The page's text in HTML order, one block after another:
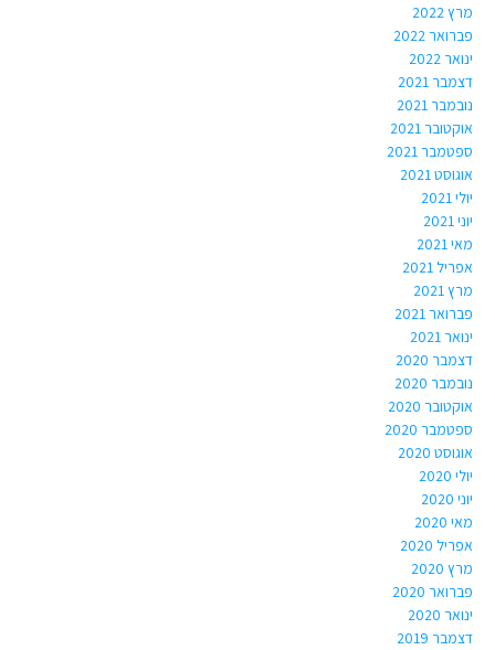
מרץ 2022
פברואר 2022
ינואר 2022
דצמבר 2021
נובמבר 2021
אוקטובר 2021
ספטמבר 2021
אוגוסט 2021
יולי 2021
יוני 2021
מאי 2021
אפריל 2021
מרץ 2021
פברואר 2021
ינואר 2021
דצמבר 2020
נובמבר 2020
אוקטובר 2020
ספטמבר 2020
אוגוסט 2020
יולי 2020
יוני 2020
מאי 2020
אפריל 2020
מרץ 2020
פברואר 2020
ינואר 2020
דצמבר 2019